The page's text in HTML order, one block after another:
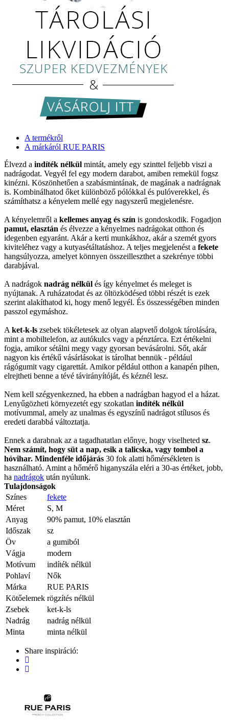
A termékről
A márkáról RUE PARIS
Élvezd a indíték nélkül mintát, amely egy szinttel feljebb viszi a
nadrágodat. Vegyél fel egy modern darabot, amiben remekül fogsz
kinézni. Köszönhetően a szabásmintának, de magának a nadrágnak
is. Kombinálhatod őket különböző pólókkal és pulóverekkel, és
számíthatsz a kényelem mellé egy nagyszerű megjelenésre.
A kényelemről a kellemes anyag és szín is gondoskodik. Fogadjon
pamut, elasztán és élvezze a kényelmes nadrágokat otthon és
idegenben egyaránt. Akár a kerti munkákhoz, akár a szemét gyors
kiviteléhez vagy a kutyasétáltatáshoz. A teljes megjelenést a fekete
hangsúlyozza, amelyet könnyen összeilleszthet a szekrénye többi
darabjával.
A nadrágok nadrág nélkül és így kényelmet és meleget is
nyújtanak. A ruházatodat és az öltözködésed többi részét is ezek
szerint alakíthatod ki, hogy menő legyél. És összességében minden
passzol egymáshoz.
A ket-k-ls zsebek tökéletesek az olyan alapvető dolgok tárolására,
mint a mobiltelefon, az autókulcs vagy a pénztárca. Ezt értékelni
fogja, amikor sétálni megy vagy gyorsan bevásárolni. Sőt, akár
nagyon kis értékű vásárlásokat is tárolhat bennük - például
rágógumit vagy cigarettát. Amikor például otthon a kanapén pihen,
elrejtheti benne a tévé távirányítóját, és kéznél lesz.
Nem kell szégyenkezned, ha ebben a nadrágban hagyod el a házat.
Lenyűgözheti környezetét egy szokatlan indíték nélkül
motívummal, amely az unalmas és egyszínű nadrágot stílusos és
eredeti darabbá változtatja.
Ennek a darabnak az a tagadhatatlan előnye, hogy viselheted sz.
Nem számít, hogy süt a nap, esik a talicska, vagy tombol a
hóvihar. Mindenféle időjárás 30 fok alatti hőmérsékleten is
használható. Amint a hőmérő higanyszála eléri a 30-as értéket, jobb,
ha nadrágok után nyúlunk.
Tulajdonságok
Színes
fekete
Méret
S, M
Anyag
90% pamut, 10% elasztán
Időszak
sz
Öv
a gumiból
Vágja
modern
Motívum
indíték nélkül
Pohlaví
Nők
Márka
RUE PARIS
Kötőelemek rögzítés nélkül
Zsebek
ket-k-ls
Nadrág
nadrág nélkül
Minta
minta nélkül
Share inspiráció: